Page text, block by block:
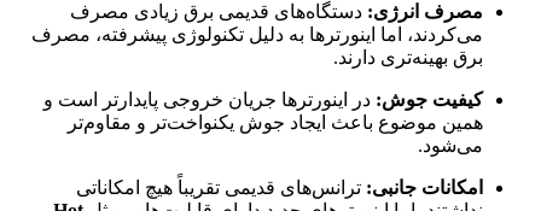
مصرف انرژی: دستگاه‌های قدیمی برق زیادی مصرف
می‌کردند، اما اینورترها به دلیل تکنولوژی پیشرفته، مصرف
برق بهینه‌تری دارند.
کیفیت جوش: در اینورترها جریان خروجی پایدارتر است و
همین موضوع باعث ایجاد جوش یکنواخت‌تر و مقاوم‌تر
می‌شود.
امکانات جانبی: ترانس‌های قدیمی تقریباً هیچ امکاناتی